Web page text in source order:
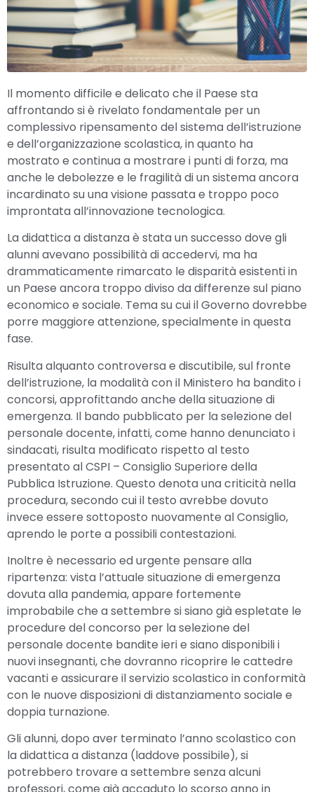
Il momento difficile e delicato che il Paese sta
affrontando si è rivelato fondamentale per un
complessivo ripensamento del sistema dell’istruzione
e dell’organizzazione scolastica, in quanto ha
mostrato e continua a mostrare i punti di forza, ma
anche le debolezze e le fragilità di un sistema ancora
incardinato su una visione passata e troppo poco
improntata all’innovazione tecnologica.
La didattica a distanza è stata un successo dove gli
alunni avevano possibilità di accedervi, ma ha
drammaticamente rimarcato le disparità esistenti in
un Paese ancora troppo diviso da differenze sul piano
economico e sociale. Tema su cui il Governo dovrebbe
porre maggiore attenzione, specialmente in questa
fase.
Risulta alquanto controversa e discutibile, sul fronte
dell’istruzione, la modalità con il Ministero ha bandito i
concorsi, approfittando anche della situazione di
emergenza. Il bando pubblicato per la selezione del
personale docente, infatti, come hanno denunciato i
sindacati, risulta modificato rispetto al testo
presentato al CSPI – Consiglio Superiore della
Pubblica Istruzione. Questo denota una criticità nella
procedura, secondo cui il testo avrebbe dovuto
invece essere sottoposto nuovamente al Consiglio,
aprendo le porte a possibili contestazioni.
Inoltre è necessario ed urgente pensare alla
ripartenza: vista l’attuale situazione di emergenza
dovuta alla pandemia, appare fortemente
improbabile che a settembre si siano già espletate le
procedure del concorso per la selezione del
personale docente bandite ieri e siano disponibili i
nuovi insegnanti, che dovranno ricoprire le cattedre
vacanti e assicurare il servizio scolastico in conformità
con le nuove disposizioni di distanziamento sociale e
doppia turnazione.
Gli alunni, dopo aver terminato l’anno scolastico con
la didattica a distanza (laddove possibile), si
potrebbero trovare a settembre senza alcuni